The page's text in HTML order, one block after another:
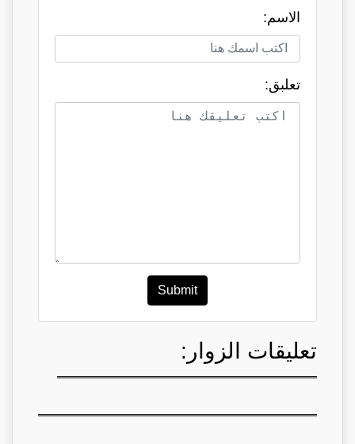
الاسم:
تعلبق:
Submit
تعليقات الزوار: